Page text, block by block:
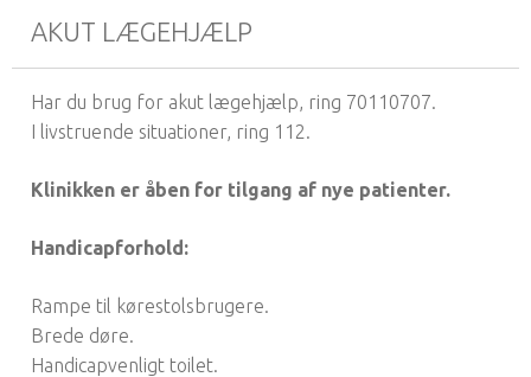
AKUT LÆGEHJÆLP
Har du brug for akut lægehjælp, ring 70110707.
I livstruende situationer, ring 112.
Klinikken er åben for tilgang af nye patienter.
Handicapforhold:
Rampe til kørestolsbrugere.
Brede døre.
Handicapvenligt toilet.